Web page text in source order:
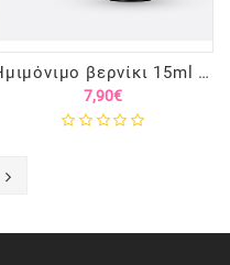
Ημιμόνιμο βερνίκι 15ml – #100 (Base Coat)
7,90€